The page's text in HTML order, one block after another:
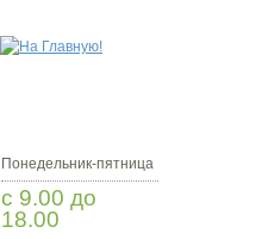
Понедельник-пятница
с 9.00 до
18.00